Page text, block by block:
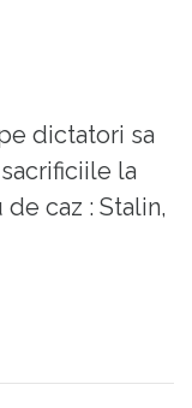
dictatori sa
la
caz : Stalin,
dintr-o
in care